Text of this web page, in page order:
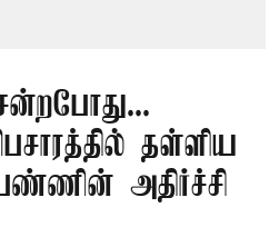
தள்ளிய
அதிர்ச்சி